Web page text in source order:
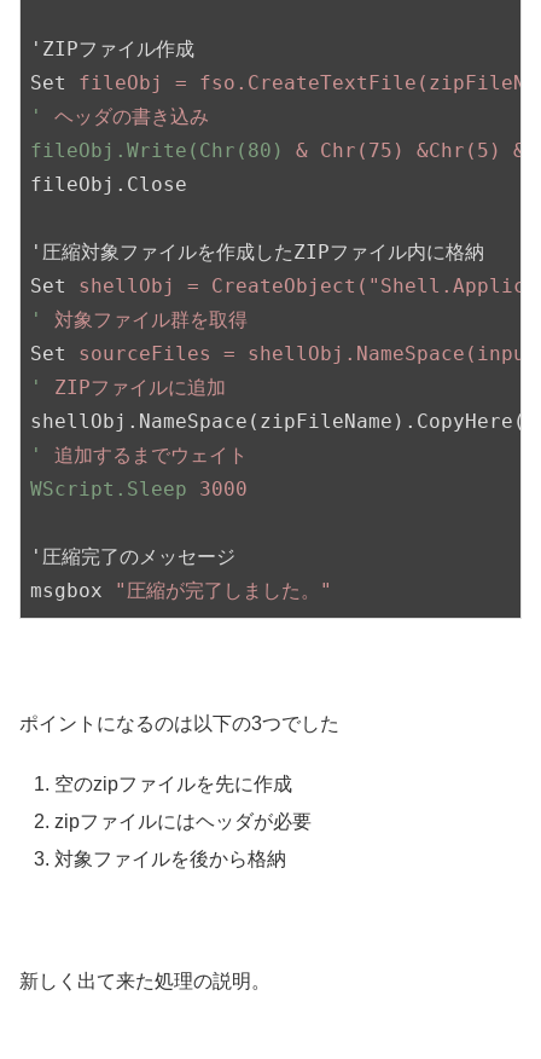
'ZIPファイル作成
Set
fileObj =
'
ヘッダの書き込み
fileObj.Write(Chr(80)
& Chr(75) &Chr(5)
fileObj.Close
'圧縮対象ファイルを作成したZIPファイル内に格納
Set
shellObj =
'
対象ファイル群を取得
Set
sourceFiles =
'
ZIPファイルに追加
'
追加するまでウェイト
WScript.Sleep
3000
'圧縮完了のメッセージ
msgbox
"圧縮が完了しました。"
ポイントになるのは以下の3つでした
空のzipファイルを先に作成
zipファイルにはヘッダが必要
対象ファイルを後から格納
新しく出て来た処理の説明。